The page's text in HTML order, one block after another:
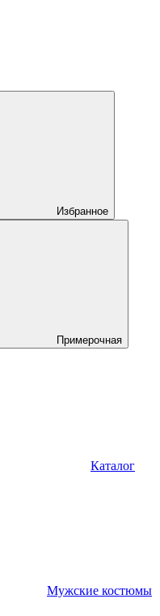
Избранное
Примерочная
Каталог
Мужские костюмы